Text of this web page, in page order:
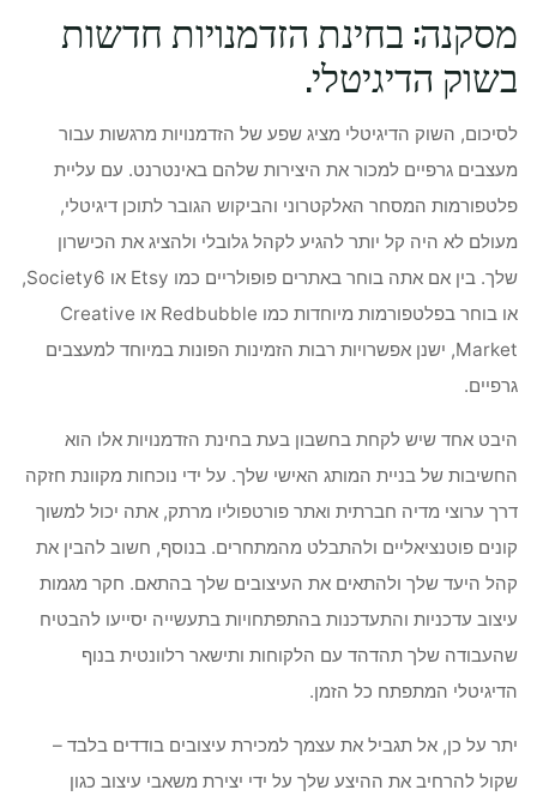
מסקנה: בחינת הזדמנויות חדשות
בשוק הדיגיטלי.
לסיכום, השוק הדיגיטלי מציג שפע של הזדמנויות מרגשות עבור
מעצבים גרפיים למכור את היצירות שלהם באינטרנט. עם עליית
פלטפורמות המסחר האלקטרוני והביקוש הגובר לתוכן דיגיטלי,
מעולם לא היה קל יותר להגיע לקהל גלובלי ולהציג את הכישרון
שלך. בין אם אתה בוחר באתרים פופולריים כמו Etsy או Society6,
או בוחר בפלטפורמות מיוחדות כמו Redbubble או Creative
Market, ישנן אפשרויות רבות הזמינות הפונות במיוחד למעצבים
גרפיים.
היבט אחד שיש לקחת בחשבון בעת בחינת הזדמנויות אלו הוא
החשיבות של בניית המותג האישי שלך. על ידי נוכחות מקוונת חזקה
דרך ערוצי מדיה חברתית ואתר פורטפוליו מרתק, אתה יכול למשוך
קונים פוטנציאליים ולהתבלט מהמתחרים. בנוסף, חשוב להבין את
קהל היעד שלך ולהתאים את העיצובים שלך בהתאם. חקר מגמות
עיצוב עדכניות והתעדכנות בהתפתחויות בתעשייה יסייעו להבטיח
שהעבודה שלך תהדהד עם הלקוחות ותישאר רלוונטית בנוף
הדיגיטלי המתפתח כל הזמן.
יתר על כן, אל תגביל את עצמך למכירת עיצובים בודדים בלבד –
שקול להרחיב את ההיצע שלך על ידי יצירת משאבי עיצוב כגון